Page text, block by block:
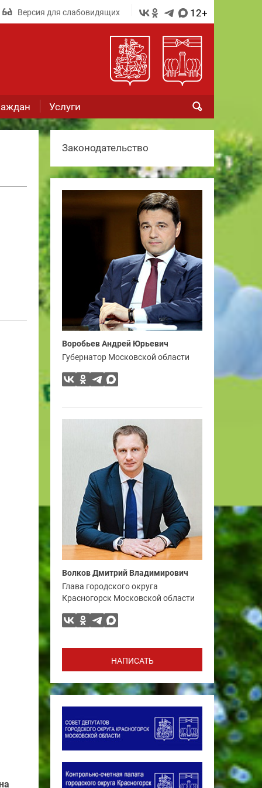
Версия для слабовидящих 12+
Услуги
Законодательство
Воробьев Андрей Юрьевич
Губернатор Московской области
Волков Дмитрий Владимирович
Глава городского округа
Красногорск Московской области
НАПИСАТЬ